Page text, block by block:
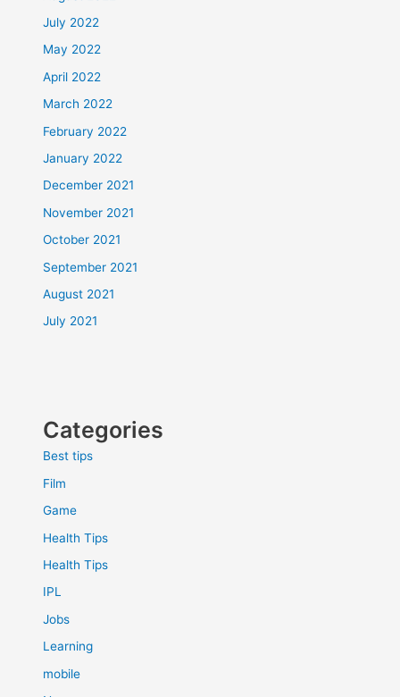
July 2022
May 2022
April 2022
March 2022
February 2022
January 2022
December 2021
November 2021
October 2021
September 2021
August 2021
July 2021
Categories
Best tips
Film
Game
Health Tips
Health Tips
IPL
Jobs
Learning
mobile